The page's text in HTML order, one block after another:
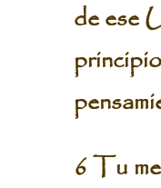
de ese
6 Tu